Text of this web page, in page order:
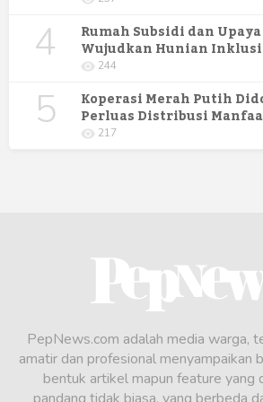
4 Rumah Subsidi dan
Wujudkan Hunian
244
5 Koperasi Merah Putih
Perluas Distribusi
217
PepNews.com adalah media warga,
amatir dan profesional menyampaikan
bentuk artikel mapun feature yang